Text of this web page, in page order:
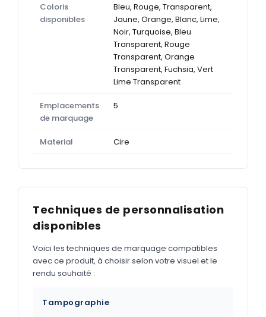
Coloris
disponibles
Bleu, Rouge, Transparent,
Jaune, Orange, Blanc, Lime,
Noir, Turquoise, Bleu
Transparent, Rouge
Transparent, Orange
Transparent, Fuchsia, Vert
Lime Transparent
Emplacements
de marquage
5
Material Cire
Techniques de personnalisation
disponibles
Voici les techniques de marquage compatibles
avec ce produit, à choisir selon votre visuel et le
rendu souhaité :
Tampographie